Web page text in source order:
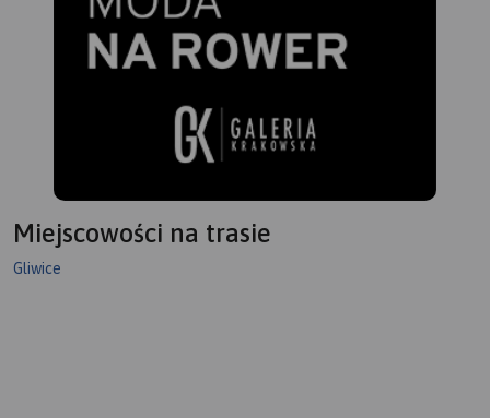
Miejscowości na trasie
Gliwice